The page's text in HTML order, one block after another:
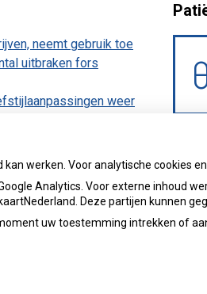
neemt gebruik toe
uitbraken fors
weer
ziek maken
werken. Voor analytische cookies
Analytics. Voor externe inhoud
Deze partijen kunnen
uw toestemming intrekken of